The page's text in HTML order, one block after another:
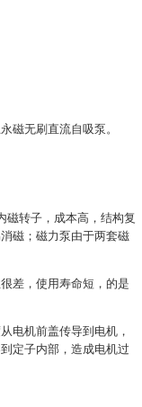
磁无刷直流自吸泵。
磁转子，成本高，结构复
磁；磁力泵由于两套磁
差，使用寿命短，的是
电机前盖传导到电机，
定子内部，造成电机过